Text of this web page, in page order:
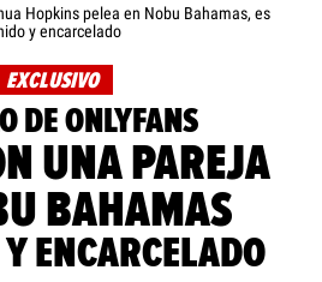
Hopkins pelea en Nobu Bahamas, es
y encarcelado
EXCLUSIVO
DE ONLYFANS
UNA PAREJA
BAHAMAS
ENCARCELADO